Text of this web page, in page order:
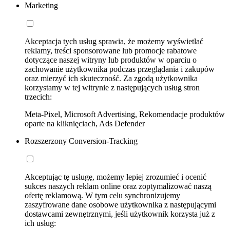
Marketing
Akceptacja tych usług sprawia, że możemy wyświetlać
reklamy, treści sponsorowane lub promocje rabatowe
dotyczące naszej witryny lub produktów w oparciu o
zachowanie użytkownika podczas przeglądania i zakupów
oraz mierzyć ich skuteczność. Za zgodą użytkownika
korzystamy w tej witrynie z następujących usług stron
trzecich:
Meta-Pixel, Microsoft Advertising, Rekomendacje produktów
oparte na kliknięciach, Ads Defender
Rozszerzony Conversion-Tracking
Akceptując tę usługę, możemy lepiej zrozumieć i ocenić
sukces naszych reklam online oraz zoptymalizować naszą
ofertę reklamową. W tym celu synchronizujemy
zaszyfrowane dane osobowe użytkownika z następującymi
dostawcami zewnętrznymi, jeśli użytkownik korzysta już z
ich usług: